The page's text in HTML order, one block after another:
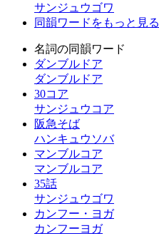
サンジュウゴワ
同韻ワードをもっと見る
名詞の同韻ワード
ダンブルドア
ダンブルドア
30コア
サンジュウコア
阪急そば
ハンキュウソバ
マンブルコア
マンブルコア
35話
サンジュウゴワ
カンフー・ヨガ
カンフーヨガ